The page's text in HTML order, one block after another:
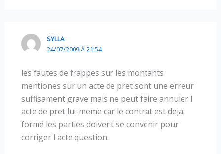
SYLLA
24/07/2009 À 21:54
les fautes de frappes sur les montants
mentiones sur un acte de pret sont une erreur
suffisament grave mais ne peut faire annuler l
acte de pret lui-meme car le contrat est deja
formé les parties doivent se convenir pour
corriger l acte question.